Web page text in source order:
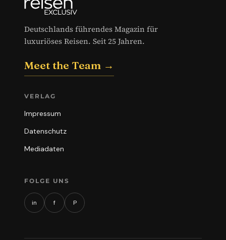
Deutschlands führendes Magazin für
luxuriöses Reisen. Seit 25 Jahren.
Meet the Team →
VERLAG
Impressum
Datenschutz
Mediadaten
FOLGE UNS
in f P